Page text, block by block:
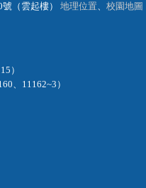
（雲起樓） 地理位置、 校園地圖
）
、11162~3）